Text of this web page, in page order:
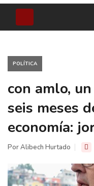
POLÍTICA
con amlo,
seis meses
economía:
Por Alibech Hurtado